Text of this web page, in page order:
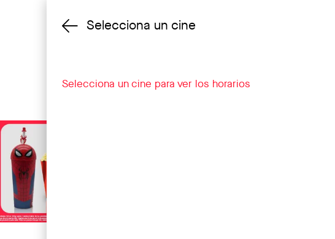
Cambiar cine
Selecciona un cine
Selecciona un cine para ver los horarios